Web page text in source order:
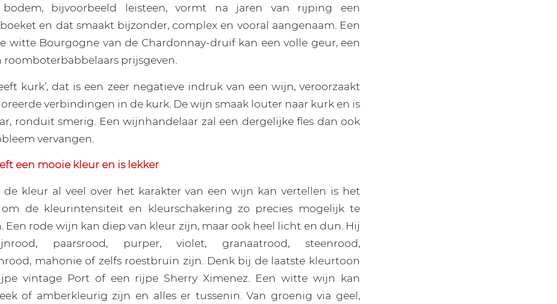
bodem, bijvoorbeeld leisteen, vormt na jaren van rijping een
en dat smaakt bijzonder, complex en vooral aangenaam. Een
witte Bourgogne van de Chardonnay-druif kan een volle geur, een
roomboterbabbelaars prijsgeven.
kurk’, dat is een zeer negatieve indruk van een wijn, veroorzaakt
verbindingen in de kurk. De wijn smaak louter naar kurk en is
ronduit smerig. Een wijnhandelaar zal een dergelijke fles dan ook
vervangen.
een mooie kleur en is lekker
de kleur al veel over het karakter van een wijn kan vertellen is het
om de kleurintensiteit en kleurschakering zo precies mogelijk te
Een rode wijn kan diep van kleur zijn, maar ook heel licht en dun. Hij
paarsrood, purper, violet, granaatrood, steenrood,
mahonie of zelfs roestbruin zijn. Denk bij de laatste kleurtoon
vintage Port of een rijpe Sherry Ximenez. Een witte wijn kan
of amberkleurig zijn en alles er tussenin. Van groenig via geel,